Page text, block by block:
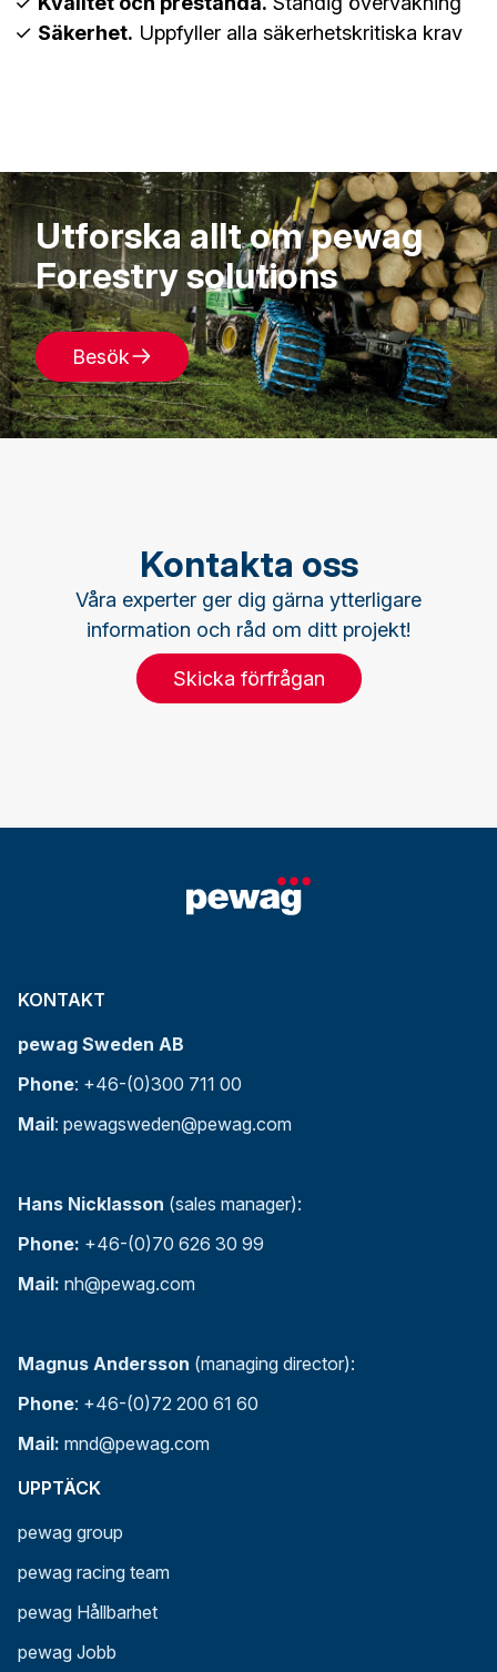
Säkerhet. Uppfyller alla säkerhetskritiska krav
Utforska allt om pewag
Forestry solutions
Besök
Kontakta oss
Våra experter ger dig gärna ytterligare
information och råd om ditt projekt!
Skicka förfrågan
KONTAKT
pewag Sweden AB
Phone: +46-(0)300 711 00
Mail: pewagsweden@pewag.com
Hans Nicklasson (sales manager):
Phone: +46-(0)70 626 30 99
Mail: nh@pewag.com
Magnus Andersson (managing director):
Phone: +46-(0)72 200 61 60
Mail: mnd@pewag.com
UPPTÄCK
pewag group
pewag racing team
pewag Hållbarhet
pewag Jobb